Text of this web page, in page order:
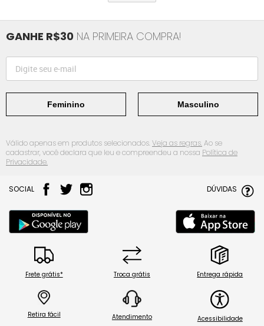
GANHE R$30 NA PRIMEIRA COMPRA!
Feminino Masculino
Válido apenas em produtos selecionados.Veja as regras.Ao se
cadastrar, você declara que leu e compreendeu a nossa Política de
Privacidade.
SOCIAL DÚVIDAS
Frete grátis* Troca grátis Entrega rápida
Retira fácil Atendimento Acessibilidade